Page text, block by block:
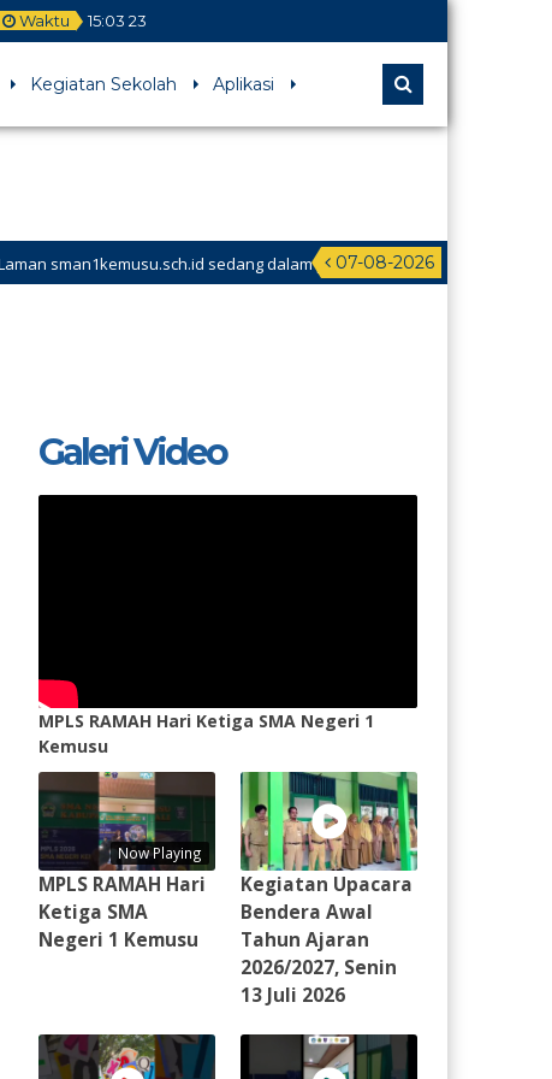
Waktu 15:03 23
Kegiatan Sekolah Aplikasi
07-08-2026
sedang dalam perbaikan
Galeri Video
MPLS RAMAH Hari Ketiga SMA Negeri 1
Kemusu
Now Playing
MPLS RAMAH Hari
Ketiga SMA
Negeri 1 Kemusu
Kegiatan Upacara
Bendera Awal
Tahun Ajaran
2026/2027, Senin
13 Juli 2026